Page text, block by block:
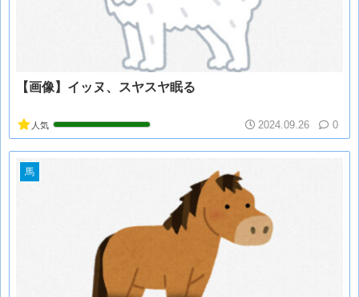
【画像】イッヌ、スヤスヤ眠る
人気 2024.09.26 0
馬